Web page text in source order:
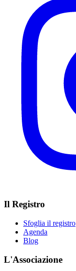
Il Registro
Sfoglia il registro
Agenda
Blog
L'Associazione